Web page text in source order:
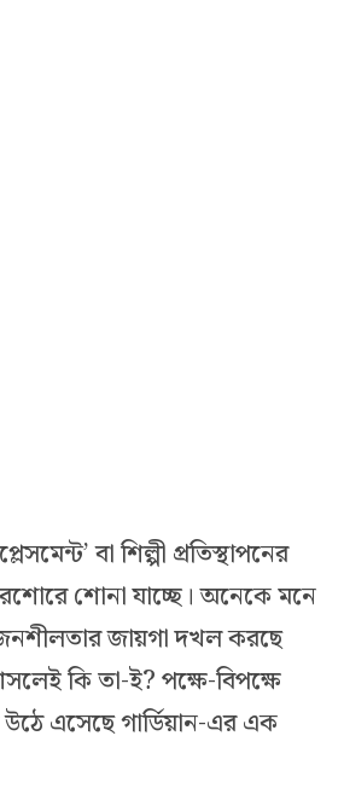
বা শিল্পী প্রতিস্থাপনের
শোনা যাচ্ছে। অনেকে মনে
জায়গা দখল করছে
কি তা-ই? পক্ষে-বিপক্ষে
উঠে এসেছে গার্ডিয়ান-এর এক